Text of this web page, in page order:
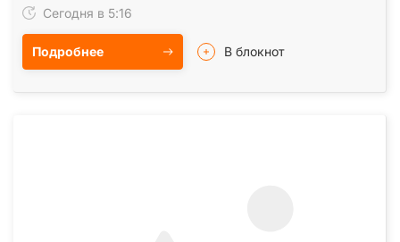
Сегодня в 5:16
Подробнее В блокнот